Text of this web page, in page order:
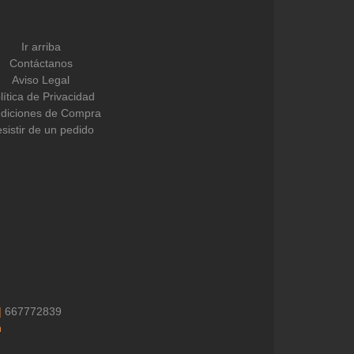
Ir arriba
Contáctanos
Aviso Legal
de Privacidad
de Compra
de un pedido
|667772839